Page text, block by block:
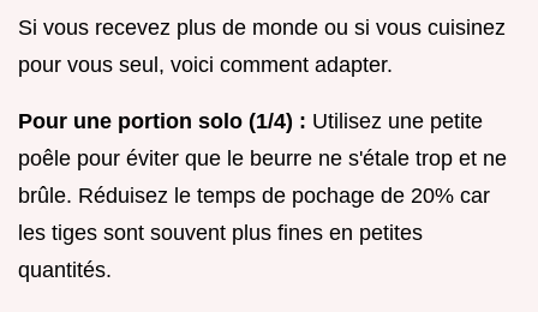
Si vous recevez plus de monde ou si vous cuisinez
pour vous seul, voici comment adapter.
Pour une portion solo (1/4) : Utilisez une petite
poêle pour éviter que le beurre ne s'étale trop et ne
brûle. Réduisez le temps de pochage de 20% car
les tiges sont souvent plus fines en petites
quantités.